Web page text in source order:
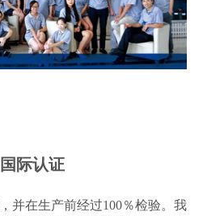
际认证
并在生产前经过100％检验。我